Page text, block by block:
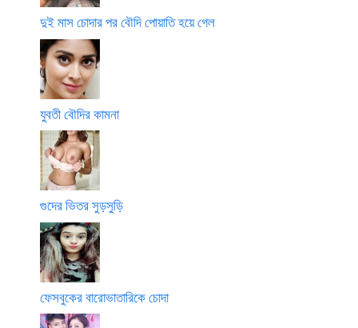
দুই মাস চোদার পর বৌদি পোয়াতি হয়ে গেল
যুবতী বৌদির কামনা
গুদের ভিতর সুড়সুড়ি
ফেসবুকের বারোভাতারিকে চোদা